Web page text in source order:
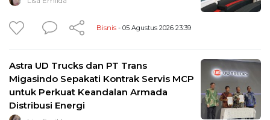
Bisnis - 05 Agustus 2026 23:39
Astra UD Trucks dan PT Trans
Migasindo Sepakati Kontrak Servis MCP
untuk Perkuat Keandalan Armada
Distribusi Energi